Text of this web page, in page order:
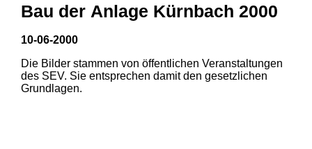
Bau der Anlage Kürnbach 2000
10-06-2000
Die Bilder stammen von öffentlichen Veranstaltungen
des SEV. Sie entsprechen damit den gesetzlichen
Grundlagen.